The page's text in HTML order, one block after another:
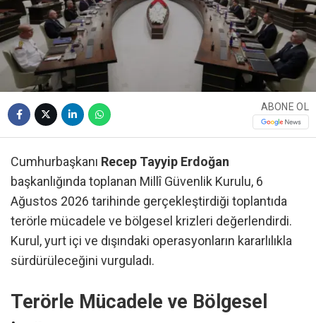
ABONE OL
Cumhurbaşkanı Recep Tayyip Erdoğan
başkanlığında toplanan Millî Güvenlik Kurulu, 6
Ağustos 2026 tarihinde gerçekleştirdiği toplantıda
terörle mücadele ve bölgesel krizleri değerlendirdi.
Kurul, yurt içi ve dışındaki operasyonların kararlılıkla
sürdürüleceğini vurguladı.
Terörle Mücadele ve Bölgesel